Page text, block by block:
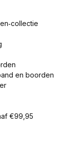
en boorden
€99,95